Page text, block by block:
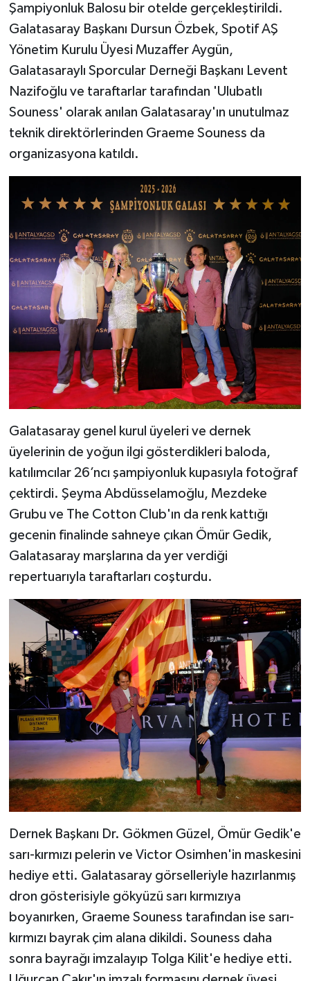
Şampiyonluk Balosu bir otelde gerçekleştirildi.
Galatasaray Başkanı Dursun Özbek, Spotif AŞ
Yönetim Kurulu Üyesi Muzaffer Aygün,
Galatasaraylı Sporcular Derneği Başkanı Levent
Nazifoğlu ve taraftarlar tarafından 'Ulubatlı
Souness' olarak anılan Galatasaray'ın unutulmaz
teknik direktörlerinden Graeme Souness da
organizasyona katıldı.
Galatasaray genel kurul üyeleri ve dernek
üyelerinin de yoğun ilgi gösterdikleri baloda,
katılımcılar 26’ncı şampiyonluk kupasıyla fotoğraf
çektirdi. Şeyma Abdüsselamoğlu, Mezdeke
Grubu ve The Cotton Club'ın da renk kattığı
gecenin finalinde sahneye çıkan Ömür Gedik,
Galatasaray marşlarına da yer verdiği
repertuarıyla taraftarları coşturdu.
Dernek Başkanı Dr. Gökmen Güzel, Ömür Gedik'e
sarı-kırmızı pelerin ve Victor Osimhen'in maskesini
hediye etti. Galatasaray görselleriyle hazırlanmış
dron gösterisiyle gökyüzü sarı kırmızıya
boyanırken, Graeme Souness tarafından ise sarı-
kırmızı bayrak çim alana dikildi. Souness daha
sonra bayrağı imzalayıp Tolga Kilit'e hediye etti.
MAGAZİN